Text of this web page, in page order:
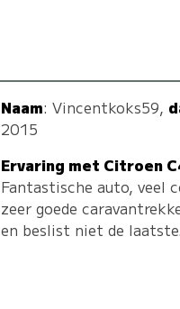
Naam: Vincentkoks59,
2015
Ervaring met Citroen
Fantastische auto, veel
zeer goede
en beslist niet de laatste.